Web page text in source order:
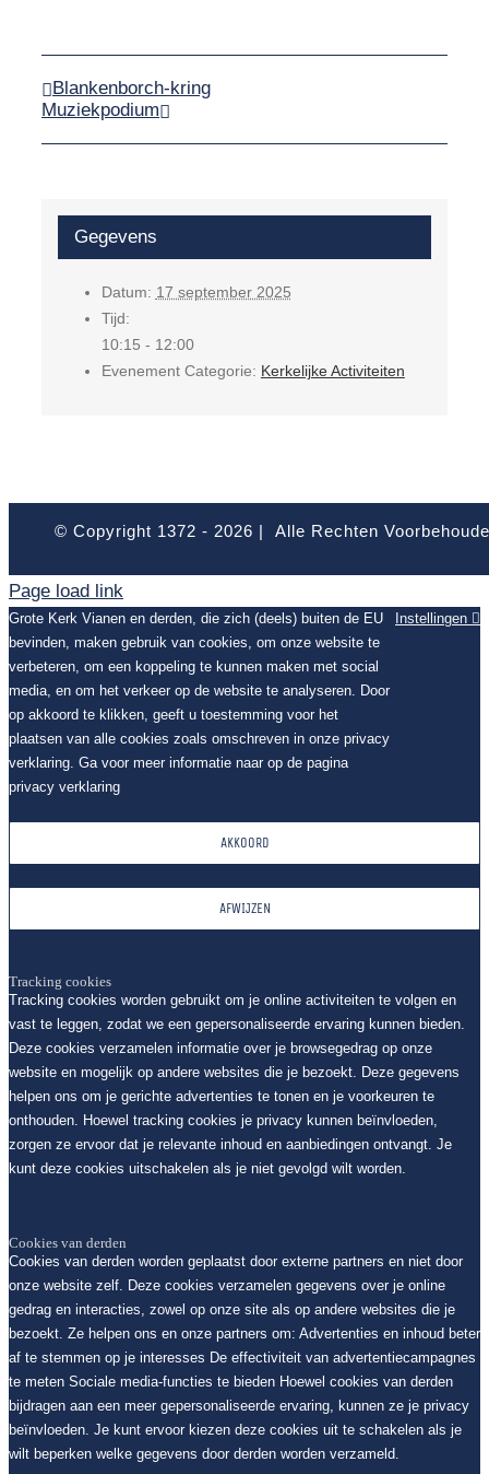
Blankenborch-kring
Muziekpodium
Gegevens
Datum: 17 september 2025
Tijd:
10:15 - 12:00
Evenement Categorie: Kerkelijke Activiteiten
© Copyright 1372 - 2026 | Alle Rechten
Page load link
Grote Kerk Vianen en derden, die zich (deels) buiten de EU
bevinden, maken gebruik van cookies, om onze website te
verbeteren, om een koppeling te kunnen maken met social
media, en om het verkeer op de website te analyseren. Door
op akkoord te klikken, geeft u toestemming voor het
plaatsen van alle cookies zoals omschreven in onze privacy
verklaring. Ga voor meer informatie naar op de pagina
privacy verklaring
Instellingen
AKKOORD
AFWIJZEN
Tracking cookies
Tracking cookies worden gebruikt om je online activiteiten te volgen en
vast te leggen, zodat we een gepersonaliseerde ervaring kunnen bieden.
Deze cookies verzamelen informatie over je browsegedrag op onze
website en mogelijk op andere websites die je bezoekt. Deze gegevens
helpen ons om je gerichte advertenties te tonen en je voorkeuren te
onthouden. Hoewel tracking cookies je privacy kunnen beïnvloeden,
zorgen ze ervoor dat je relevante inhoud en aanbiedingen ontvangt. Je
kunt deze cookies uitschakelen als je niet gevolgd wilt worden.
Cookies van derden
Cookies van derden worden geplaatst door externe partners en niet door
onze website zelf. Deze cookies verzamelen gegevens over je online
gedrag en interacties, zowel op onze site als op andere websites die je
bezoekt. Ze helpen ons en onze partners om: Advertenties en inhoud beter
af te stemmen op je interesses De effectiviteit van advertentiecampagnes
te meten Sociale media-functies te bieden Hoewel cookies van derden
bijdragen aan een meer gepersonaliseerde ervaring, kunnen ze je privacy
beïnvloeden. Je kunt ervoor kiezen deze cookies uit te schakelen als je
wilt beperken welke gegevens door derden worden verzameld.